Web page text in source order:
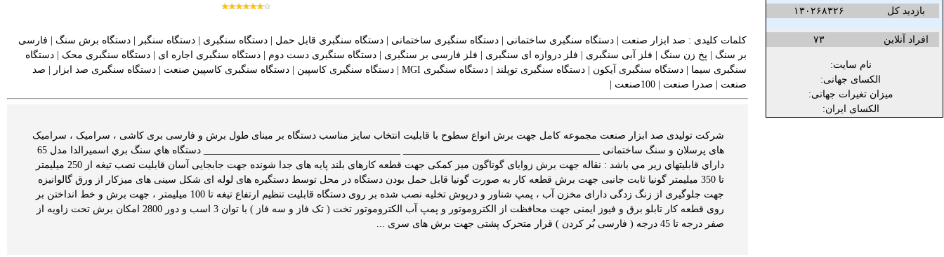
کلمات کلیدی : صد ابزار صنعت دستگاه سنگبری ساختمانی دستگاه سنگبری ساختمانی دستگاه سنگبری قابل حمل دستگاه سنگبری دستگاه سنگبر دستگاه برش سنگ
فارسی
بر سنگ
پخ زن سنگ فلز آبی سنگبری فلز دروازه ای سنگبری فلز فارسی بر سنگبری دستگاه سنگبری دست دوم دستگاه سنگبری اجاره ای دستگاه سنگبری محک
دستگاه
سنگبری سیما
دستگاه سنگبری آیکون دستگاه سنگبری توپلند| دستگاه سنگبری MGI | دستگاه سنگبری کاسپین دستگاه سنگبری کاسپین صنعت دستگاه سنگبری صد ابزار
صد
صنعت
صدرا صنعت 100صنعت
شرکت تولیدی صد ابزار صنعت مجموعه کامل جهت برش انواع سطوح با قابلیت انتخاب سایز مناسب دستگاه بر مبنای طول برش و فارسی بری کاشی ، سرامیک ، سرامیک
های پرسلان و سنگ ساختمانی ________________________________________ ________________________________________ دستگاه هاي سنگ بري اسميرالدا مدل 65
داراي قابليتهاي زير مي باشد : نقاله جهت برش زوایای گوناگون میز کمکی جهت قطعه کارهای بلند پایه های جدا شونده جهت جابجایی آسان قابلیت نصب تیغه از 250 میلیمتر
تا 350 میلیمتر گونیا ثابت جانبی جهت برش قطعه کار به صورت گونیا قابل حمل بودن دستگاه در محل توسط دستگیره های لوله ای شکل سینی های میزکار از ورق گالوانیزه
جهت جلوگیری از زنگ زدگی دارای مخزن آب ، پمپ شناور و درپوش تخلیه نصب شده بر روی دستگاه قابلیت تنظیم ارتفاع تیغه تا 100 میلیمتر ، جهت برش و خط انداختن بر
روی قطعه کار تابلو برق و فیوز ایمنی جهت محافظت از الکتروموتور و پمپ آب الکتروموتور تخت ( تک فاز و سه فاز ) با توان 3 اسب و دور 2800 امکان برش تحت زاویه از
صفر درجه تا 45 درجه ( فارسی بُر کردن ) قرار متحرک پشتی جهت برش های سری ...
بازدید کل ۱۳۰۲۶۸۳۲۶
افراد آنلاین ۷۳
نام سایت:
الکسای جهانی:
میزان تغیرات جهانی:
الکسای ایران: